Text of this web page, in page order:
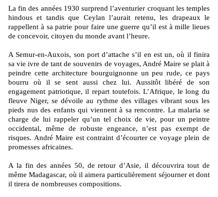
La fin des années 1930 surprend l’aventurier croquant les temples
hindous et tandis que Ceylan l’aurait retenu, les drapeaux le
rappellent à sa patrie pour faire une guerre qu’il est à mille lieues
de concevoir, citoyen du monde avant l’heure.
A Semur-en-Auxois, son port d’attache s’il en est un, où il finira
sa vie ivre de tant de souvenirs de voyages, André Maire se plait à
peindre cette architecture bourguignonne un peu rude, ce pays
bourru où il se sent aussi chez lui. Aussitôt libéré de son
engagement patriotique, il repart toutefois. L’Afrique, le long du
fleuve Niger, se dévoile au rythme des villages vibrant sous les
pieds nus des enfants qui viennent à sa rencontre. La malaria se
charge de lui rappeler qu’un tel choix de vie, pour un peintre
occidental, même de robuste engeance, n’est pas exempt de
risques. André Maire est contraint d’écourter ce voyage plein de
promesses africaines.
A la fin des années 50, de retour d’Asie, il découvrira tout de
même Madagascar, où il aimera particulièrement séjourner et dont
il tirera de nombreuses compositions.